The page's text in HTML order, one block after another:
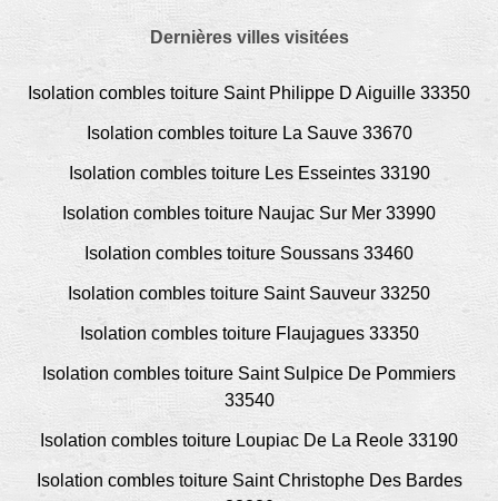
Dernières villes visitées
Isolation combles toiture Saint Philippe D Aiguille 33350
Isolation combles toiture La Sauve 33670
Isolation combles toiture Les Esseintes 33190
Isolation combles toiture Naujac Sur Mer 33990
Isolation combles toiture Soussans 33460
Isolation combles toiture Saint Sauveur 33250
Isolation combles toiture Flaujagues 33350
Isolation combles toiture Saint Sulpice De Pommiers
33540
Isolation combles toiture Loupiac De La Reole 33190
Isolation combles toiture Saint Christophe Des Bardes